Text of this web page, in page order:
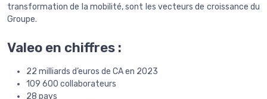
transformation de la mobilité, sont les vecteurs de croissance du
Groupe.
Valeo en chiffres :
22 milliards d’euros de CA en 2023
109 600 collaborateurs
28 pays